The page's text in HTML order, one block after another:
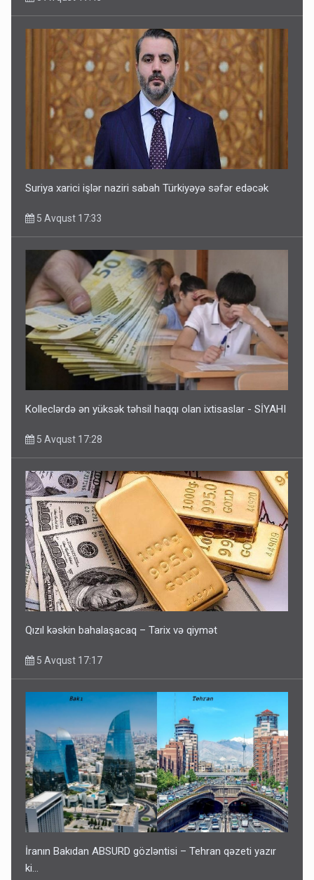
Suriya xarici işlər naziri sabah Türkiyəyə səfər edəcək
5 Avqust 17:33
Kolleclərdə ən yüksək təhsil haqqı olan ixtisaslar - SİYAHI
5 Avqust 17:28
Qızıl kəskin bahalaşacaq – Tarix və qiymət
5 Avqust 17:17
İranın Bakıdan ABSURD gözləntisi – Tehran qəzeti yazır
ki…